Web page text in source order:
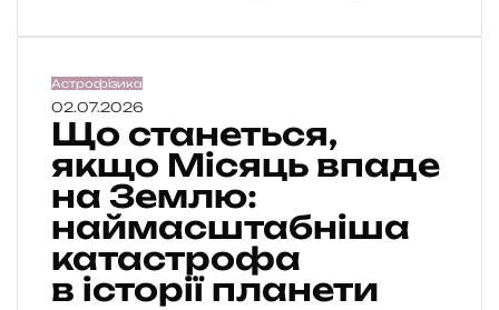
Щ
о
а
н
е
ь
с
Астрофізика
02.07.2026
Що станеться,
якщо Місяць впаде
на Землю:
наймасштабніша
катастрофа
в історії планети